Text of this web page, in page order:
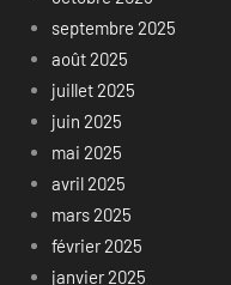
septembre 2025
août 2025
juillet 2025
juin 2025
mai 2025
avril 2025
mars 2025
février 2025
janvier 2025